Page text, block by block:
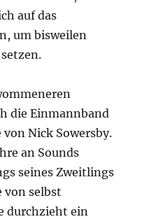
auf das
um bisweilen
die Einmannband
Nick Sowersby.
an Sounds
seines Zweitlings
von selbst
durchzieht ein